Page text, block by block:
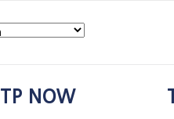
TP NOW